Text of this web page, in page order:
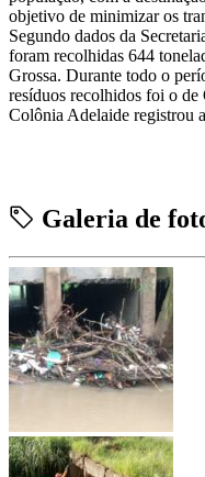
objetivo de minimizar os
Segundo dados da
foram recolhidas 644
Grossa. Durante todo o
resíduos recolhidos foi o de
Colônia Adelaide registrou
Galeria de